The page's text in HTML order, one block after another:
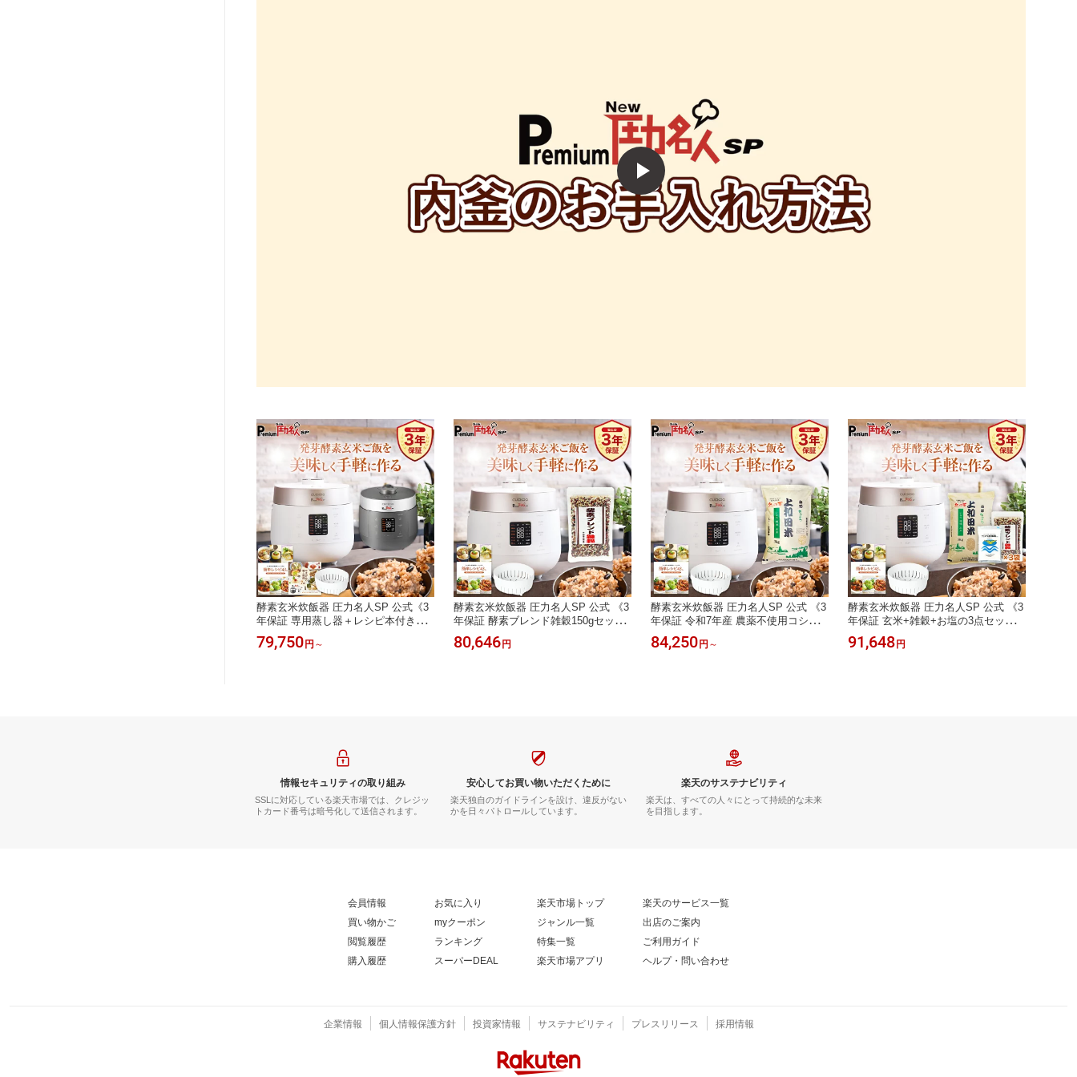
酵素玄米炊飯器 圧力名人SP 公式《3
年保証 専用蒸し器＋レシピ本付き》 |
炊飯器 酵素玄米 発芽酵素玄米 発芽玄
米 玄米 圧力名人 玄米炊飯器 圧力調
79,750 円 ～
酵素玄米炊飯器 圧力名人SP 公式 《3
年保証 酵素ブレンド雑穀150gセッ
ト》 | 炊飯器 酵素玄米 発芽酵素玄米
発芽玄米 玄米 圧力名人 玄米炊飯器
80,646 円
酵素玄米炊飯器 圧力名人SP 公式 《3
年保証 令和7年産 農薬不使用コシヒ
カリ玄米3kgセット》 | 炊飯器 酵素玄
米 発芽酵素玄米 発芽玄米 圧力名人
84,250 円 ～
酵素玄米炊飯器 圧力名人SP 公式 《3
年保証 玄米+雑穀+お塩の3点セット》
| 炊飯器 酵素玄米 発芽酵素玄米 発芽
玄米 玄米 圧力名人 圧力調理 低温調
91,648 円
情報セキュリティの取り組み
SSLに対応している楽天市場では、クレジッ
トカード番号は暗号化して送信されます。
安心してお買い物いただくために
楽天独自のガイドラインを設け、違反がない
かを日々パトロールしています。
楽天のサステナビリティ
楽天は、すべての人々にとって持続的な未来
を目指します。
会員情報
買い物かご
閲覧履歴
購入履歴
お気に入り
myクーポン
ランキング
スーパーDEAL
楽天市場トップ
ジャンル一覧
特集一覧
楽天市場アプリ
楽天のサービス一覧
出店のご案内
ご利用ガイド
ヘルプ・問い合わせ
企業情報 個人情報保護方針 投資家情報 サステナビリティ プレスリリース 採用情報